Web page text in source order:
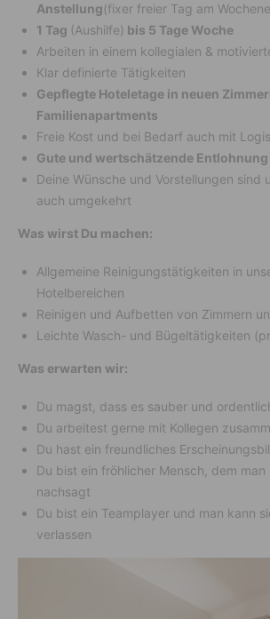
Anstellung(fixer freier Tag am
1 Tag (Aushilfe) bis 5 Tage Woche
Arbeiten in einem kollegialen &
Klar definierte Tätigkeiten
Gepflegte Hoteletage in neuen
Familienapartments
Freie Kost und bei Bedarf auch mit Logis
Gute und wertschätzende Entlohnung
Deine Wünsche und Vorstellungen sind
auch umgekehrt
Was wirst Du machen:
Allgemeine Reinigungstätigkeiten in
Hotelbereichen
Reinigen und Aufbetten von Zimmern
Leichte Wasch- und Bügeltätigkeiten
Was erwarten wir:
Du magst, dass es sauber und
Du arbeitest gerne mit Kollegen
Du hast ein freundliches
Du bist ein fröhlicher Mensch, dem man
nachsagt
Du bist ein Teamplayer und man kann
verlassen